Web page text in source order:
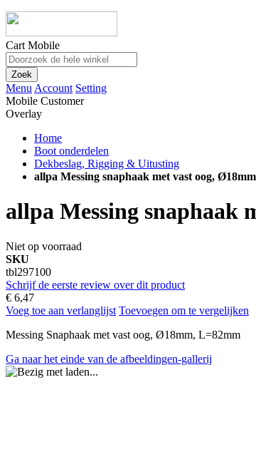
Cart Mobile
Zoek
Menu Account Setting
Mobile Customer
Overlay
Home
Boot onderdelen
Dekbeslag, Rigging & Uitusting
allpa Messing snaphaak met vast oog,
allpa Messing snaphaak
Niet op voorraad
SKU
tbl297100
Schrijf de eerste review over dit product
€ 6,47
Voeg toe aan verlanglijst Toevoegen om te vergelijken
Messing Snaphaak met vast oog, Ø18mm, L=82mm
Ga naar het einde van de afbeeldingen-gallerij